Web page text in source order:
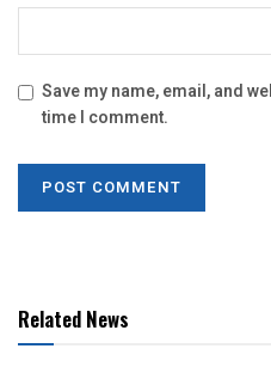
Save my name, email, and
time I comment.
Related News